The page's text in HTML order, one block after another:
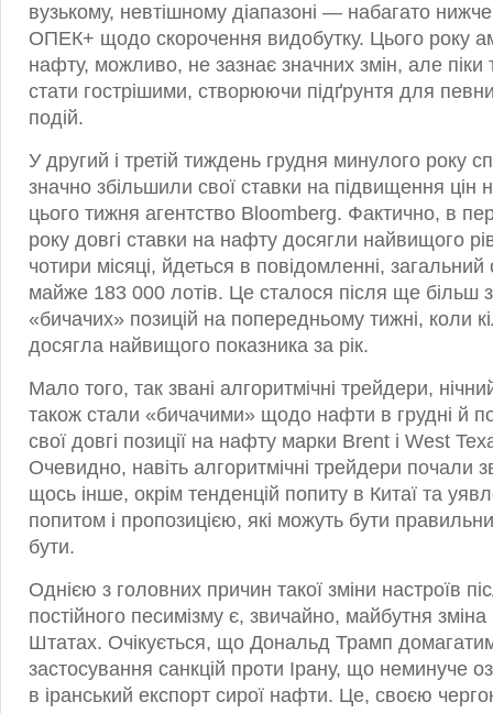
вузькому, невтішному діапазоні — набагато
ОПЕК+ щодо скорочення видобутку. Цього року
нафту, можливо, не зазнає значних змін, але піки
стати гострішими, створюючи підґрунтя для
подій.
У другий і третій тиждень грудня минулого року
значно збільшили свої ставки на підвищення цін
цього тижня агентство Bloomberg. Фактично, в
року довгі ставки на нафту досягли найвищого
чотири місяці, йдеться в повідомленні,
майже 183 000 лотів. Це сталося після ще більш
«бичачих» позицій на попередньому тижні, коли
досягла найвищого показника за рік.
Мало того, так звані алгоритмічні трейдери,
також стали «бичачими» щодо нафти в грудні й
свої довгі позиції на нафту марки Brent і West
Очевидно, навіть алгоритмічні трейдери почали
щось інше, окрім тенденцій попиту в Китаї та
попитом і пропозицією, які можуть бути
бути.
Однією з головних причин такої зміни настроїв
постійного песимізму є, звичайно, майбутня
Штатах. Очікується, що Дональд Трамп
застосування санкцій проти Ірану, що неминуче
в іранський експорт сирої нафти. Це, своєю